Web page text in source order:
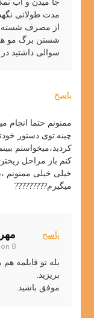
مدت طولانی
از مصرف شسته
شستن برگ مو
سوالی داشتید
پاسخ
ممنونم حتما انجام
چینه.توی دستور
کردید،میخواستم
کنم باز مراحل
خیلی خیلی ممنونم
میگیرم?????????
8 تیر 1395 at 7:42 ب.ظ
پاسخ
بله تو قابلمه
بریزید.
موفق باشید.